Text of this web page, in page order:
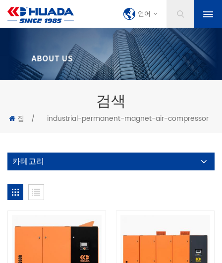
언어
검색
집 / industrial-permanent-magnet-air-compressor
카테고리